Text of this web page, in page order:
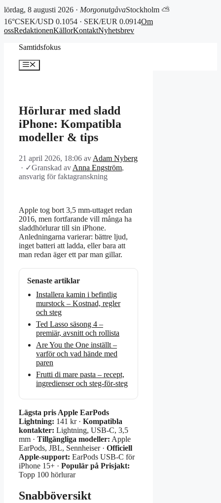
lördag, 8 augusti 2026 · MorgonutgåvaStockholm ⛅
16°CSEK/USD 0.1054 · SEK/EUR 0.0914Om
ossRedaktionenKällorKontaktNyhetsbrev
Samtidsfokus
Meny
Hörlurar med sladd
iPhone: Kompatibla
modeller & tips
21 april 2026, 18:06 av Adam Nyberg
· ✓Granskad av Anna Engström,
ansvarig för faktagranskning
Apple tog bort 3,5 mm-uttaget redan
2016, men fortfarande vill många ha
sladdhörlurar till sin iPhone.
Anledningarna varierar: bättre ljud,
inget batteri att ladda, eller bara att
man redan äger ett par man gillar.
Senaste artiklar
Installera kamin i befintlig
murstock – Kostnad, regler
och steg
Ted Lasso säsong 4 –
premiär, avsnitt och rollista
Are You the One inställt –
varför och vad hände med
paren
Frutti di mare pasta – recept,
ingredienser och steg-för-steg
Lägsta pris Apple EarPods
Lightning: 141 kr · Kompatibla
kontakter: Lightning, USB-C, 3,5
mm · Tillgängliga modeller: Apple
EarPods, JBL, Sennheiser · Officiell
Apple-support: EarPods USB-C för
iPhone 15+ · Populär på Prisjakt:
Topp 100 hörlurar
Snabböversikt